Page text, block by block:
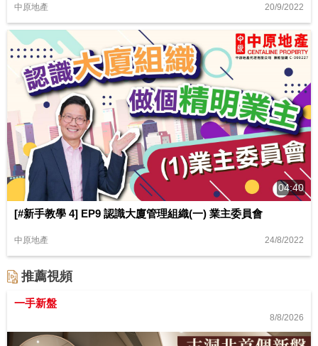
中原地產 20/9/2022
04:40
[#新手教學 4] EP9 認識大廈管理組織(一) 業主委員會
中原地產 24/8/2022
推薦視頻
一手新盤
8/8/2026